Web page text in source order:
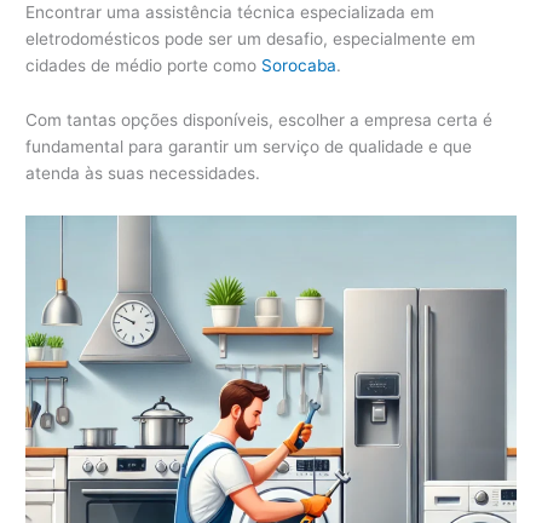
c
i
a
é
c
n
c
a
d
o
r
a
S
Encontrar uma assistência técnica especializada em
eletrodomésticos pode ser um desafio, especialmente em
cidades de médio porte como Sorocaba.
Com tantas opções disponíveis, escolher a empresa certa é
fundamental para garantir um serviço de qualidade e que
atenda às suas necessidades.